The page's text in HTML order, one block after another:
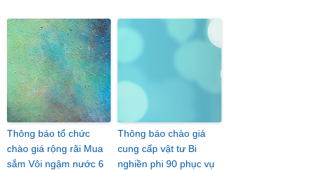
Thông báo tổ chức
chào giá rộng rãi Mua
sắm Vôi ngậm nước 6
Thông báo chào giá
cung cấp vật tư Bi
nghiền phi 90 phục vụ